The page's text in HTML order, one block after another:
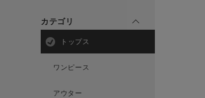
カテゴリ
トップス
ワンピース
アウター